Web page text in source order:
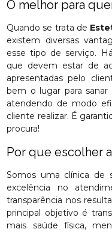
O melhor para
Quando se trata de
existem diversas
esse tipo de serviço.
que devem estar de
apresentadas pelo
bem o lugar para sanar
atendendo de modo
cliente realizar. É
procura!
Por que escolher
Somos uma clínica de
excelência no
transparência nos
principal objetivo é
mais saúde física,